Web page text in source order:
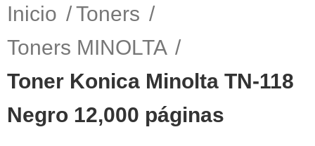
Inicio
Toners
Toners MINOLTA
Toner Konica Minolta TN-118
Negro 12,000 páginas